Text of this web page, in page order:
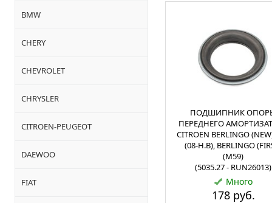
BMW
CHERY
CHEVROLET
CHRYSLER
CITROEN-PEUGEOT
DAEWOO
FIAT
ПОДШИПНИК
ПЕРЕДНЕГО
CITROEN BERLINGO
(08-Н.В), BERLINGO
(M59)
(5035.27 - RUN26013)
Много
178 руб.